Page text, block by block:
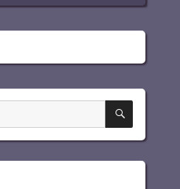
SUCHEN